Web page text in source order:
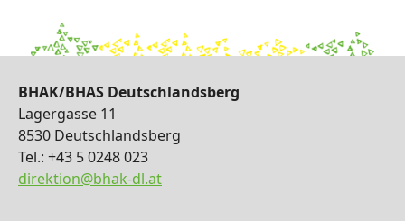
BHAK/BHAS Deutschlandsberg
Lagergasse 11
8530 Deutschlandsberg
Tel.: +43 5 0248 023
direktion@bhak-dl.at